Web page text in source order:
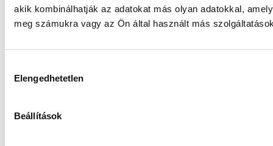
akik kombinálhatják az adatokat más olyan adatokkal,
meg számukra vagy az Ön által használt más
kiválasztása
Elengedhetetlen
Beállítások
Kiemelt alapjaink